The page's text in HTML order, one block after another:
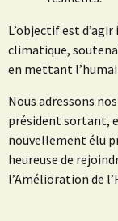
L’objectif est
climatique,
en mettant
Nous adressons
président sortant,
nouvellement élu
heureuse de
l’Amélioration de